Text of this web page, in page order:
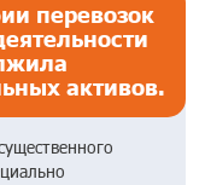
перевозок
активов.